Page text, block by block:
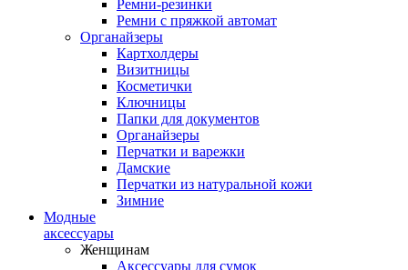
Ремни-резинки
Ремни с пряжкой автомат
Органайзеры
Картхолдеры
Визитницы
Косметички
Ключницы
Папки для документов
Органайзеры
Перчатки и варежки
Дамские
Перчатки из натуральной кожи
Зимние
Модные
аксессуары
Женщинам
Аксессуары для сумок